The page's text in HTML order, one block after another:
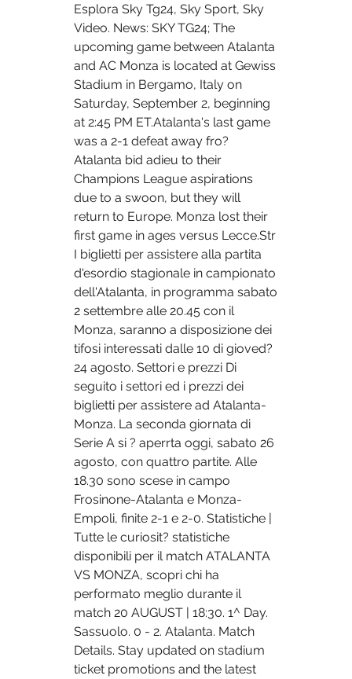
Esplora Sky Tg24, Sky Sport, Sky
Video. News: SKY TG24; The
upcoming game between Atalanta
and AC Monza is located at Gewiss
Stadium in Bergamo, Italy on
Saturday, September 2, beginning
at 2:45 PM ET.Atalanta's last game
was a 2-1 defeat away fro?
Atalanta bid adieu to their
Champions League aspirations
due to a swoon, but they will
return to Europe. Monza lost their
first game in ages versus Lecce.Str
I biglietti per assistere alla partita
d'esordio stagionale in campionato
dell'Atalanta, in programma sabato
2 settembre alle 20.45 con il
Monza, saranno a disposizione dei
tifosi interessati dalle 10 di gioved?
24 agosto. Settori e prezzi Di
seguito i settori ed i prezzi dei
biglietti per assistere ad Atalanta-
Monza. La seconda giornata di
Serie A si ? aperrta oggi, sabato 26
agosto, con quattro partite. Alle
18.30 sono scese in campo
Frosinone-Atalanta e Monza-
Empoli, finite 2-1 e 2-0. Statistiche |
Tutte le curiosit? statistiche
disponibili per il match ATALANTA
VS MONZA, scopri chi ha
performato meglio durante il
match 20 AUGUST | 18:30. 1^ Day.
Sassuolo. 0 - 2. Atalanta. Match
Details. Stay updated on stadium
ticket promotions and the latest